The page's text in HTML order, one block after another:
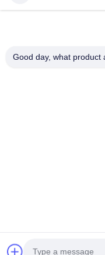
© 2026 Zhejiang
Good day, what product